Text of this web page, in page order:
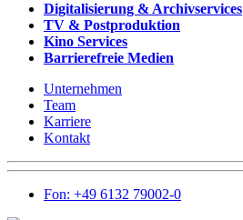
Digitalisierung & Archivservices
TV & Postproduktion
Kino Services
Barrierefreie Medien
Unternehmen
Team
Karriere
Kontakt
Fon: +49 6132 79002-0